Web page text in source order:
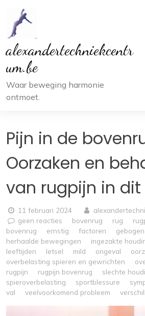
inhoud
alexandertechniekcentr
um.be
Waar beweging harmonie
ontmoet.
Pijn in de
Oorzaken en
van rugpijn in
11 februari 2024
geen reacties
bovenrug rug
bovenrug
ernstig factoren
herhaalde bewegingen
ingezakte
leeftijden
letsel mild ongeval
overbelasting spieren en gewrichten
rugpijn
rugpijn bovenrug slechte
spieroverbelasting
sportblessure
val
veelvoorkomend probleem